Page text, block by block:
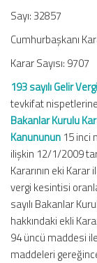
Sayı: 32857
Cumhurbaşkanı
Karar Sayısı: 9707
193 sayılı Gelir
tevkifat
Bakanlar Kurulu
Kanununun 15 inci
ilişkin 12/1/2009
Kararının eki
vergi kesintisi
sayılı Bakanlar
hakkındaki ekli
94 üncü maddesi
maddeleri